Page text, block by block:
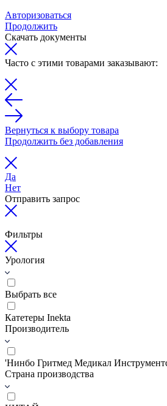
Авторизоваться
Продолжить
Скачать документы
Часто с этими товарами заказывают:
Вернуться к выбору товара
Продолжить без добавления
Да
Нет
Отправить запрос
Фильтры
Урология
Выбрать все
Катетеры Inekta
Производитель
'Нинбо Гритмед Медикал
Страна производства